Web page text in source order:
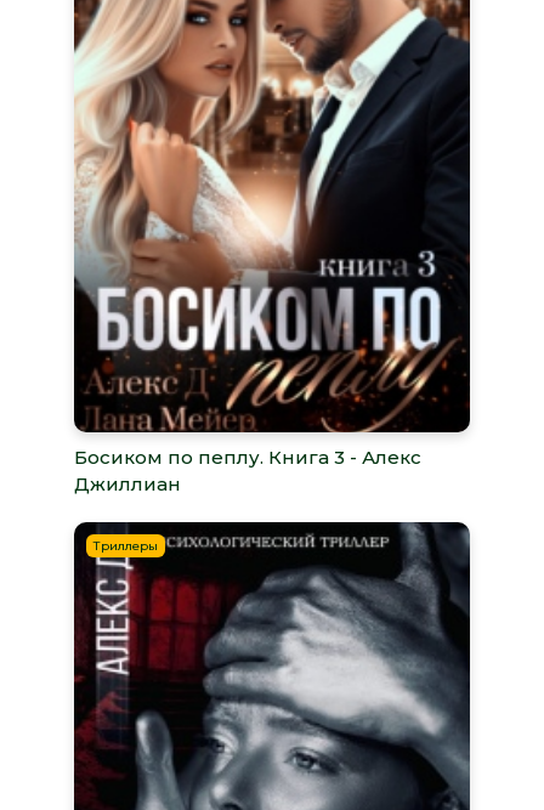
Босиком по пеплу. Книга 3 - Алекс
Джиллиан
Триллеры